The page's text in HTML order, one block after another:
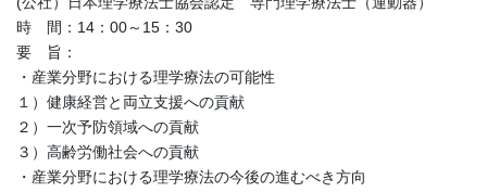
時 間：14：00～15：30
要 旨：
・産業分野における理学療法の可能性
１）健康経営と両立支援への貢献
２）一次予防領域への貢献
３）高齢労働社会への貢献
・産業分野における理学療法の今後の進むべき方向